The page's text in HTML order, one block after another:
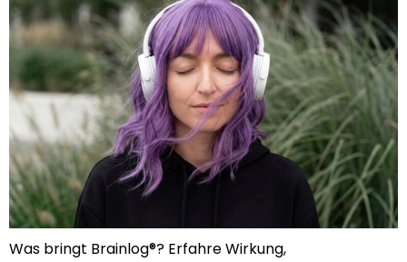
Was bringt Brainlog®? Erfahre Wirkung,